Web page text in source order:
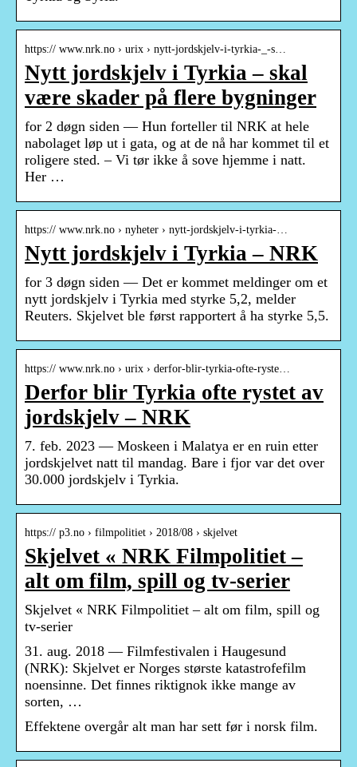
https:// www.nrk.no › urix › nytt-jordskjelv-i-tyrkia-_-s…
Nytt jordskjelv i Tyrkia – skal
være skader på flere bygninger
for 2 døgn siden — Hun forteller til NRK at hele
nabolaget løp ut i gata, og at de nå har kommet til et
roligere sted. – Vi tør ikke å sove hjemme i natt.
Her …
https:// www.nrk.no › nyheter › nytt-jordskjelv-i-tyrkia-…
Nytt jordskjelv i Tyrkia – NRK
for 3 døgn siden — Det er kommet meldinger om et
nytt jordskjelv i Tyrkia med styrke 5,2, melder
Reuters. Skjelvet ble først rapportert å ha styrke 5,5.
https:// www.nrk.no › urix › derfor-blir-tyrkia-ofte-ryste…
Derfor blir Tyrkia ofte rystet av
jordskjelv – NRK
7. feb. 2023 — Moskeen i Malatya er en ruin etter
jordskjelvet natt til mandag. Bare i fjor var det over
30.000 jordskjelv i Tyrkia.
https:// p3.no › filmpolitiet › 2018/08 › skjelvet
Skjelvet « NRK Filmpolitiet –
alt om film, spill og tv-serier
Skjelvet « NRK Filmpolitiet – alt om film, spill og
tv-serier
31. aug. 2018 — Filmfestivalen i Haugesund
(NRK): Skjelvet er Norges største katastrofefilm
noensinne. Det finnes riktignok ikke mange av
sorten, …
Effektene overgår alt man har sett før i norsk film.